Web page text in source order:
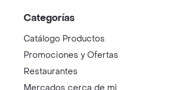
Categorías
Catálogo Productos
Promociones y Ofertas
Restaurantes